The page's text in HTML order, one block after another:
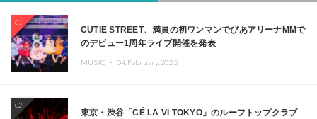
01
CUTIE STREET、満員の初ワンマンでぴあアリーナMMで
のデビュー1周年ライブ開催を発表
MUSIC ・ 04.February.2025
02
東京・渋谷「CÉ LA VI TOKYO」のルーフトップクラブ